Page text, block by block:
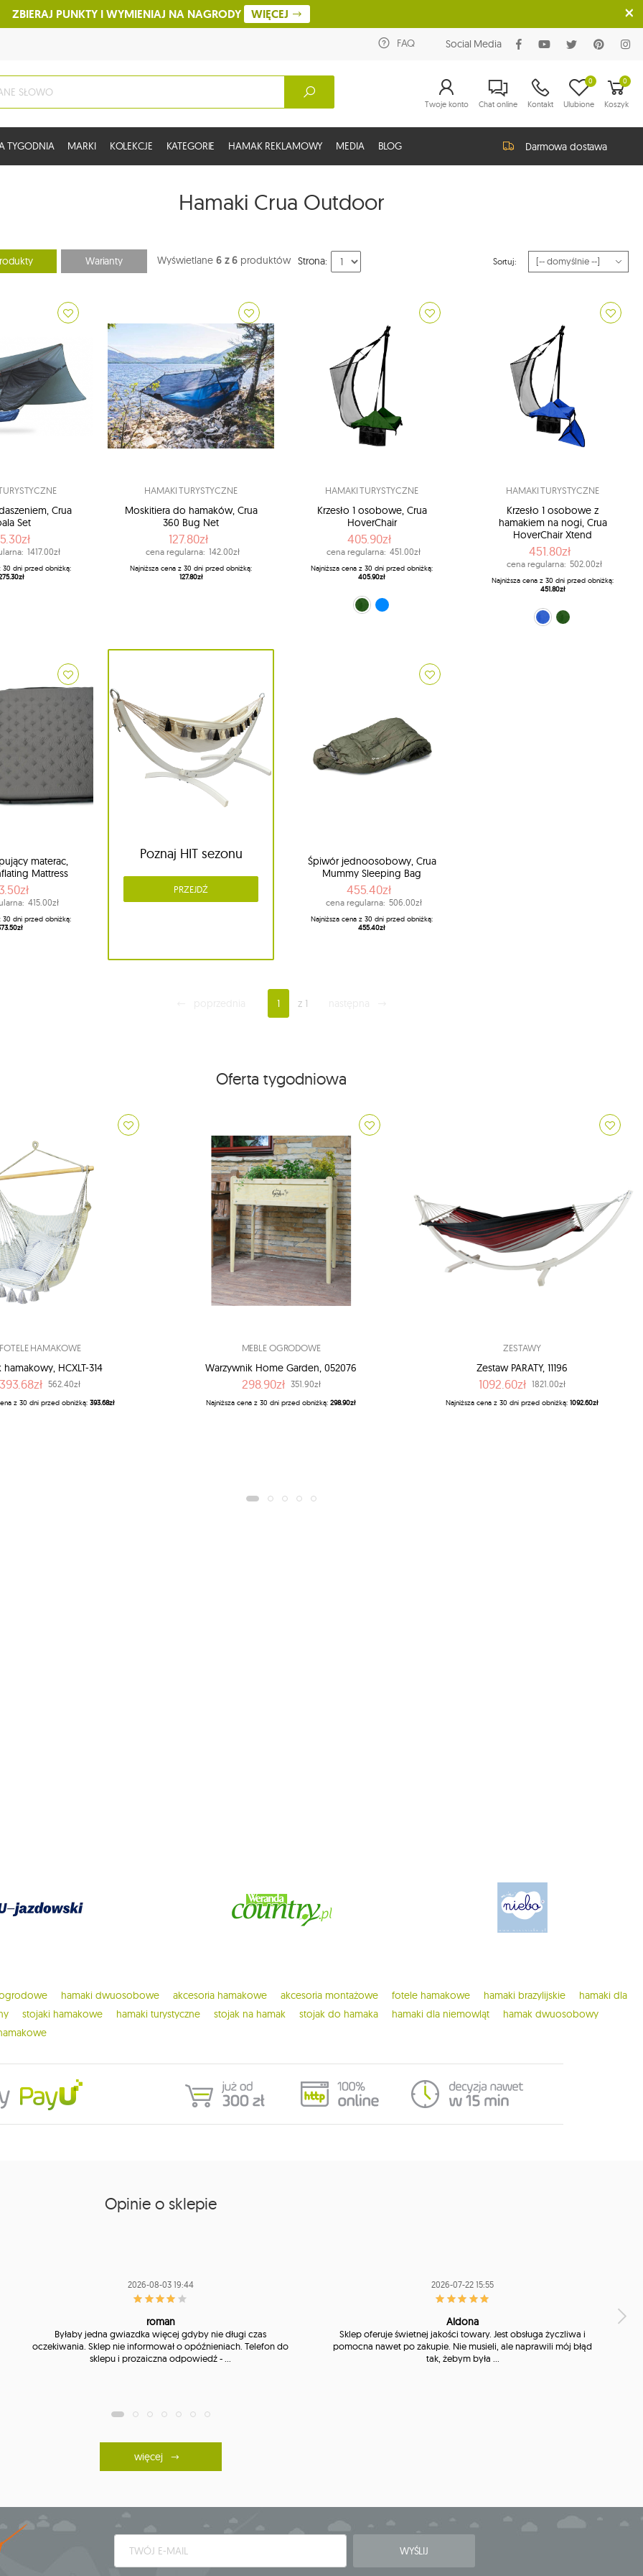
ZBIERAJ PUNKTY I WYMIENIAJ NA NAGRODY WIĘCEJ
FAQ Social Media
Twoje konto Chat online Kontakt Ulubione
0 0
Koszyk
TYGODNIA MARKI KOLEKCJE KATEGORIE HAMAK REKLAMOWY MEDIA BLOG Darmowa dostawa
Hamaki Crua Outdoor
Warianty Wyświetlane 6 z 6 produktów Strona: Sortuj:
Crua
Set
1417.00zł
30 dni przed obniżką:
HAMAKI TURYSTYCZNE
Moskitiera do hamaków, Crua
360 Bug Net
127.80zł
cena regularna: 142.00zł
Najniższa cena z 30 dni przed obniżką:
127.80zł
HAMAKI TURYSTYCZNE
Krzesło 1 osobowe, Crua
HoverChair
405.90zł
cena regularna: 451.00zł
Najniższa cena z 30 dni przed obniżką:
405.90zł
zielony (HC-G01)
niebieski (HC-G02)
HAMAKI TURYSTYCZNE
Krzesło 1 osobowe z
hamakiem na nogi, Crua
HoverChair Xtend
451.80zł
cena regularna: 502.00zł
Najniższa cena z 30 dni przed obniżką:
451.80zł
niebieski (HCX-B01)
zielony (HCX-G01)
materac,
Mattress
415.00zł
30 dni przed obniżką:
Poznaj HIT sezonu
PRZEJDŹ
Śpiwór jednoosobowy, Crua
Mummy Sleeping Bag
455.40zł
cena regularna: 506.00zł
Najniższa cena z 30 dni przed obniżką:
455.40zł
1 z 1
Oferta tygodniowa
FOTELE HAMAKOWE
hamakowy, HCXLT-314
393.68zł 562.40zł
z 30 dni przed obniżką: 393.68zł
MEBLE OGRODOWE
Warzywnik Home Garden, 052076
298.90zł 351.90zł
Najniższa cena z 30 dni przed obniżką:298.90zł
ZESTAWY
Zestaw PARATY, 11196
1092.60zł 1821.00zł
Najniższa cena z 30 dni przed obniżką: 1092.60zł
hamaki dwuosobowe akcesoria hamakowe akcesoria montażowe fotele hamakowe hamaki brazylijskie
hamaki dla
stojaki hamakowe hamaki turystyczne stojak na hamak stojak do hamaka hamaki dla niemowląt
hamak dwuosobowy
Opinie o sklepie
2026-08-03 19:44
roman
Byłaby jedna gwiazdka więcej gdyby nie długi czas
oczekiwania. Sklep nie informował o opóźnieniach. Telefon do
sklepu i prozaiczna odpowiedź - ...
2026-07-22 15:55
Aldona
Sklep oferuje świetnej jakości towary. Jest obsługa życzliwa i
pomocna nawet po zakupie. Nie musieli, ale naprawili mój błąd
tak, żebym była ...
więcej
WYŚLIJ